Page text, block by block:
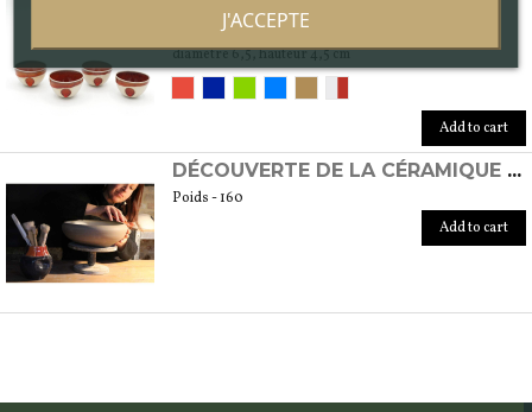
Poids - 160
diamètre 6,5, hauteur 4,5 cm
Add to cart
DÉCOUVERTE DE LA CÉRAMIQUE AU TOUR
Poids - 160
Add to cart
J'ACCEPTE